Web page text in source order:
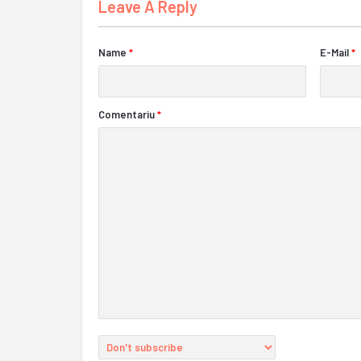
Leave A Reply
Name * E-Mail *
Comentariu*